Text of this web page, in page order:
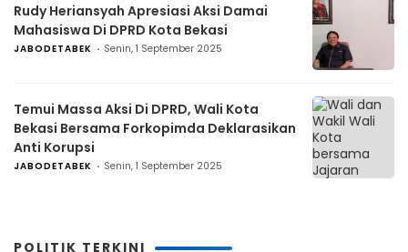
Rudy Heriansyah Apresiasi Aksi Damai
Mahasiswa Di DPRD Kota Bekasi
JABODETABEK Senin, 1 September 2025
Temui Massa Aksi Di DPRD, Wali Kota
Bekasi Bersama Forkopimda Deklarasikan
Anti Korupsi
JABODETABEK Senin, 1 September 2025
POLITIK TERKINI